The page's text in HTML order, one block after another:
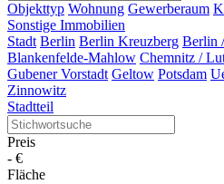
Objekttyp Wohnung Gewerberaum
Sonstige Immobilien
Stadt Berlin Berlin Kreuzberg Berlin
Blankenfelde-Mahlow Chemnitz /
Gubener Vorstadt Geltow Potsdam
Zinnowitz
Stadtteil
Preis
- €
Fläche